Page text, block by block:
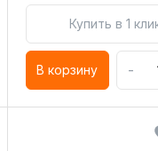
Купить в 1
В корзину -